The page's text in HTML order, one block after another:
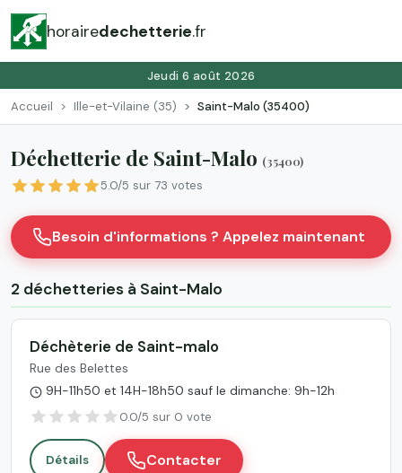
horairedechetterie.fr
Jeudi 6 août 2026
Accueil Ille-et-Vilaine (35) Saint-Malo (35400)
Déchetterie de Saint-Malo (35400)
5.0/5 sur 73 votes
Besoin d'informations ? Appelez maintenant
2 déchetteries à Saint-Malo
Déchèterie de Saint-malo
Rue des Belettes
9H-11h50 et 14H-18h50 sauf le dimanche: 9h-12h
0.0/5 sur 0 vote
Détails Contacter